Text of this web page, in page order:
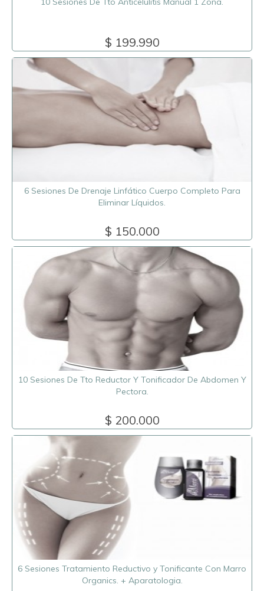
$ 199.990
6 Sesiones De Drenaje Linfático Cuerpo Completo Para
Eliminar Líquidos.
$ 150.000
10 Sesiones De Tto Reductor Y Tonificador De Abdomen Y
Pectora.
$ 200.000
6 Sesiones Tratamiento Reductivo y Tonificante Con Marro
Organics. + Aparatologia.